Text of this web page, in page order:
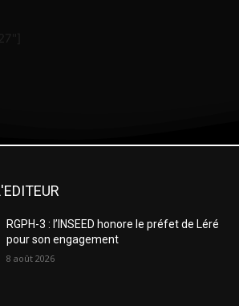
RGPH-3 : l’INSEED honore le préfet de Léré
pour son engagement
8 août 2026